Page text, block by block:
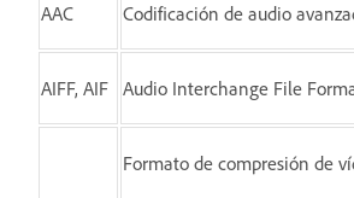
AAC Codificación de audio
AIFF, AIF Audio Interchange File
Formato de compresión de